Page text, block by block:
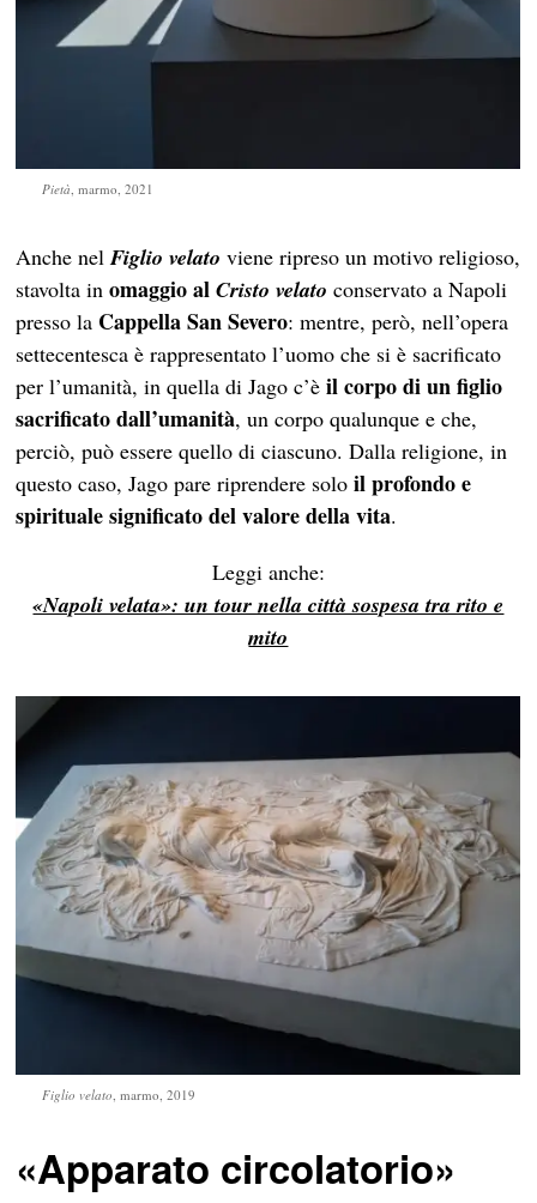
Pietà, marmo, 2021
Anche nelFiglio velato viene ripreso un motivo religioso,
stavolta inomaggio alCristo velato conservato a Napoli
presso la Cappella San Severo: mentre, però, nell’opera
settecentesca è rappresentato l’uomo che si è sacrificato
per l’umanità, in quella di Jago c’èil corpo di un figlio
sacrificato dall’umanità, un corpo qualunque e che,
perciò, può essere quello di ciascuno. Dalla religione, in
questo caso, Jago pare riprendere soloil profondo e
spirituale significato del valore della vita.
Leggi anche:
«Napoli velata»: un tour nella città sospesa tra rito e
mito
Figlio velato, marmo, 2019
«Apparato circolatorio»